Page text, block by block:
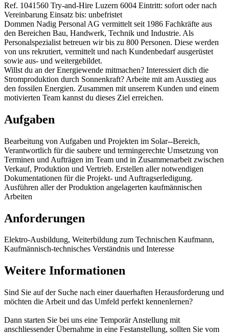
Ref. 1041560 Try-and-Hire Luzern 6004 Eintritt: sofort oder nach
Vereinbarung Einsatz bis: unbefristet
Dommen Nadig Personal AG vermittelt seit 1986 Fachkräfte aus
den Bereichen Bau, Handwerk, Technik und Industrie. Als
Personalspezialist betreuen wir bis zu 800 Personen. Diese werden
von uns rekrutiert, vermittelt und nach Kundenbedarf ausgerüstet
sowie aus- und weitergebildet.
Willst du an der Energiewende mitmachen? Interessiert dich die
Stromproduktion durch Sonnenkraft? Arbeite mit am Ausstieg aus
den fossilen Energien. Zusammen mit unserem Kunden und einem
motivierten Team kannst du dieses Ziel erreichen.
Aufgaben
Bearbeitung von Aufgaben und Projekten im Solar--Bereich,
Verantwortlich für die saubere und termingerechte Umsetzung von
Terminen und Aufträgen im Team und in Zusammenarbeit zwischen
Verkauf, Produktion und Vertrieb. Erstellen aller notwendigen
Dokumentationen für die Projekt- und Auftragserledigung.
Ausführen aller der Produktion angelagerten kaufmännischen
Arbeiten
Anforderungen
Elektro-Ausbildung, Weiterbildung zum Technischen Kaufmann,
Kaufmännisch-technisches Verständnis und Interesse
Weitere Informationen
Sind Sie auf der Suche nach einer dauerhaften Herausforderung und
möchten die Arbeit und das Umfeld perfekt kennenlernen?
Dann starten Sie bei uns eine Temporär Anstellung mit
anschliessender Übernahme in eine Festanstellung, sollten Sie vom